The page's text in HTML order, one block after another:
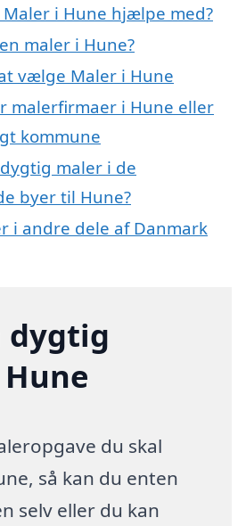
i Hune hjælpe med?
maler i Hune?
vælge Maler i Hune
malerfirmaer i Hune eller
kommune
maler i de
byer til Hune?
i andre dele af Danmark
dygtig
du skal
så kan du enten
selv eller du kan